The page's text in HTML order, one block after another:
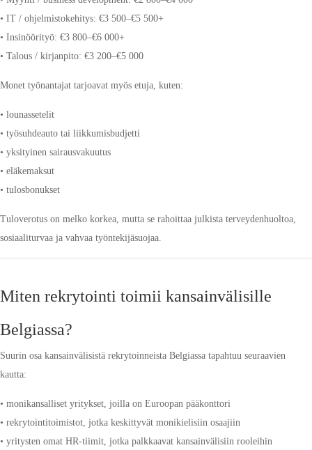
• IT / ohjelmistokehitys: €3 500–€5 500+
• Insinöörityö: €3 800–€6 000+
• Talous / kirjanpito: €3 200–€5 000
Monet työnantajat tarjoavat myös etuja, kuten:
• lounassetelit
• työsuhdeauto tai liikkumisbudjetti
• yksityinen sairausvakuutus
• eläkemaksut
• tulosbonukset
Tuloverotus on melko korkea, mutta se rahoittaa julkista terveydenhuoltoa,
sosiaaliturvaa ja vahvaa työntekijäsuojaa.
Miten rekrytointi toimii kansainvälisille
Belgiassa?
Suurin osa kansainvälisistä rekrytoinneista Belgiassa tapahtuu seuraavien
kautta:
• monikansalliset yritykset, joilla on Euroopan pääkonttori
• rekrytointitoimistot, jotka keskittyvät monikielisiin osaajiin
• yritysten omat HR-tiimit, jotka palkkaavat kansainvälisiin rooleihin